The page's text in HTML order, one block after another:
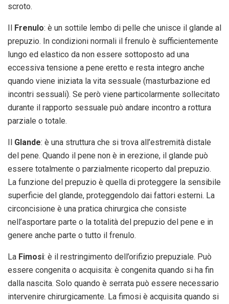
scroto.
Il Frenulo: è un sottile lembo di pelle che unisce il glande al
prepuzio. In condizioni normali il frenulo è sufficientemente
lungo ed elastico da non essere sottoposto ad una
eccessiva tensione a pene eretto e resta integro anche
quando viene iniziata la vita sessuale (masturbazione ed
incontri sessuali). Se però viene particolarmente sollecitato
durante il rapporto sessuale può andare incontro a rottura
parziale o totale.
Il Glande: è una struttura che si trova all’estremità distale
del pene. Quando il pene non è in erezione, il glande può
essere totalmente o parzialmente ricoperto dal prepuzio.
La funzione del prepuzio è quella di proteggere la sensibile
superficie del glande, proteggendolo dai fattori esterni. La
circoncisione è una pratica chirurgica che consiste
nell’asportare parte o la totalità del prepuzio del pene e in
genere anche parte o tutto il frenulo.
La Fimosi: è il restringimento dell’orifizio prepuziale. Può
essere congenita o acquisita: è congenita quando si ha fin
dalla nascita. Solo quando è serrata può essere necessario
intervenire chirurgicamente. La fimosi è acquisita quando si